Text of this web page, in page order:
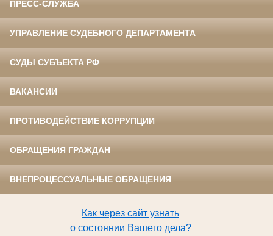
ПРЕСС-СЛУЖБА
УПРАВЛЕНИЕ СУДЕБНОГО ДЕПАРТАМЕНТА
СУДЫ СУБЪЕКТА РФ
ВАКАНСИИ
ПРОТИВОДЕЙСТВИЕ КОРРУПЦИИ
ОБРАЩЕНИЯ ГРАЖДАН
ВНЕПРОЦЕССУАЛЬНЫЕ ОБРАЩЕНИЯ
Как через сайт узнать
о состоянии Вашего дела?